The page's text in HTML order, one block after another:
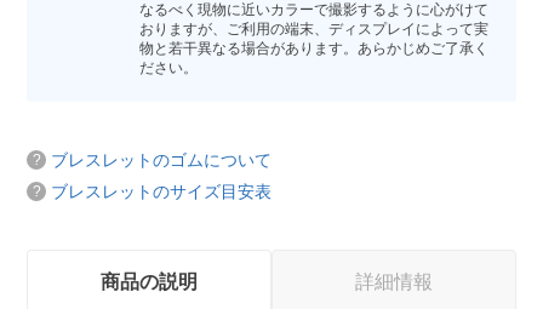
なるべく現物に近いカラーで撮影するように心がけて
おりますが、ご利用の端末、ディスプレイによって実
物と若干異なる場合があります。あらかじめご了承く
ださい。
ブレスレットのゴムについて
ブレスレットのサイズ目安表
商品の説明 詳細情報